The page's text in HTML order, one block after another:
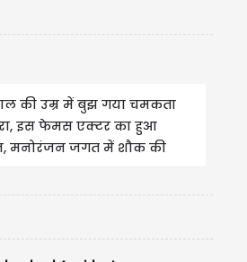
की उम्र में बुझ गया चमकता
इस फेमस एक्टर का हुआ
मनोरंजन जगत में शौक की